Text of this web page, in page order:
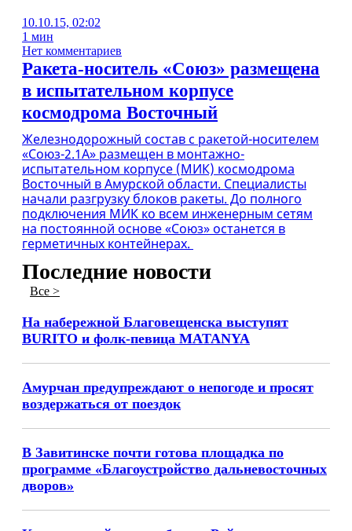
10.10.15, 02:02
1 мин
Нет комментариев
Ракета-носитель «Союз» размещена
в испытательном корпусе
космодрома Восточный
Железнодорожный состав с ракетой-носителем
«Союз-2.1А» размещен в монтажно-
испытательном корпусе (МИК) космодрома
Восточный в Амурской области. Специалисты
начали разгрузку блоков ракеты. До полного
подключения МИК ко всем инженерным сетям
на постоянной основе «Союз» останется в
герметичных контейнерах.
Последние новости
Все >
На набережной Благовещенска выступят
BURITO и фолк-певица MATANYA
Амурчан предупреждают о непогоде и просят
воздержаться от поездок
В Завитинске почти готова площадка по
программе «Благоустройство дальневосточных
дворов»